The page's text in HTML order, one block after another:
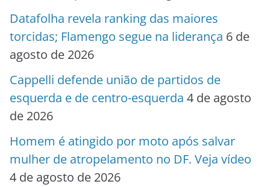
Datafolha revela ranking das maiores
torcidas; Flamengo segue na liderança 6 de
agosto de 2026
Cappelli defende união de partidos de
esquerda e de centro-esquerda 4 de agosto
de 2026
Homem é atingido por moto após salvar
mulher de atropelamento no DF. Veja vídeo
4 de agosto de 2026